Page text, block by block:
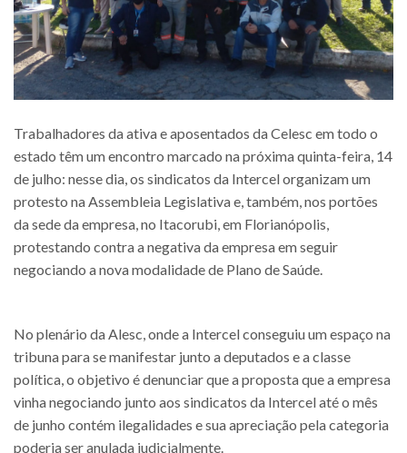
Trabalhadores da ativa e aposentados da Celesc em todo o
estado têm um encontro marcado na próxima quinta-feira, 14
de julho: nesse dia, os sindicatos da Intercel organizam um
protesto na Assembleia Legislativa e, também, nos portões
da sede da empresa, no Itacorubi, em Florianópolis,
protestando contra a negativa da empresa em seguir
negociando a nova modalidade de Plano de Saúde.
No plenário da Alesc, onde a Intercel conseguiu um espaço na
tribuna para se manifestar junto a deputados e a classe
política, o objetivo é denunciar que a proposta que a empresa
vinha negociando junto aos sindicatos da Intercel até o mês
de junho contém ilegalidades e sua apreciação pela categoria
poderia ser anulada judicialmente.